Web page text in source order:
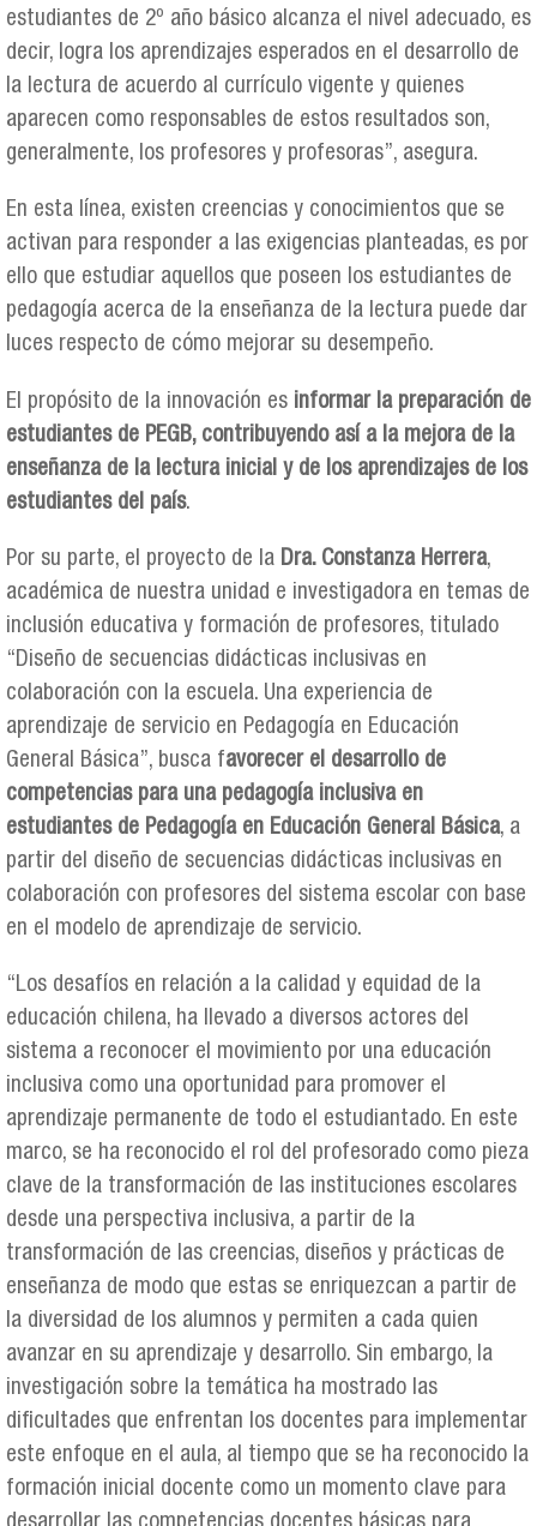
estudiantes de 2º año básico alcanza el nivel adecuado, es
decir, logra los aprendizajes esperados en el desarrollo de
la lectura de acuerdo al currículo vigente y quienes
aparecen como responsables de estos resultados son,
generalmente, los profesores y profesoras”, asegura.
En esta línea, existen creencias y conocimientos que se
activan para responder a las exigencias planteadas, es por
ello que estudiar aquellos que poseen los estudiantes de
pedagogía acerca de la enseñanza de la lectura puede dar
luces respecto de cómo mejorar su desempeño.
El propósito de la innovación es informar la preparación de
estudiantes de PEGB, contribuyendo así a la mejora de la
enseñanza de la lectura inicial y de los aprendizajes de los
estudiantes del país.
Por su parte, el proyecto de la Dra. Constanza Herrera,
académica de nuestra unidad e investigadora en temas de
inclusión educativa y formación de profesores, titulado
“Diseño de secuencias didácticas inclusivas en
colaboración con la escuela. Una experiencia de
aprendizaje de servicio en Pedagogía en Educación
General Básica”, busca favorecer el desarrollo de
competencias para una pedagogía inclusiva en
estudiantes de Pedagogía en Educación General Básica, a
partir del diseño de secuencias didácticas inclusivas en
colaboración con profesores del sistema escolar con base
en el modelo de aprendizaje de servicio.
“Los desafíos en relación a la calidad y equidad de la
educación chilena, ha llevado a diversos actores del
sistema a reconocer el movimiento por una educación
inclusiva como una oportunidad para promover el
aprendizaje permanente de todo el estudiantado. En este
marco, se ha reconocido el rol del profesorado como pieza
clave de la transformación de las instituciones escolares
desde una perspectiva inclusiva, a partir de la
transformación de las creencias, diseños y prácticas de
enseñanza de modo que estas se enriquezcan a partir de
la diversidad de los alumnos y permiten a cada quien
avanzar en su aprendizaje y desarrollo. Sin embargo, la
investigación sobre la temática ha mostrado las
dificultades que enfrentan los docentes para implementar
este enfoque en el aula, al tiempo que se ha reconocido la
formación inicial docente como un momento clave para